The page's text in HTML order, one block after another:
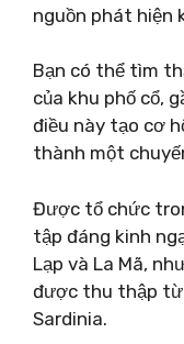
nguồn phát hiện
Bạn có thể tìm
của khu phố cổ,
điều này tạo cơ
thành một
Được tổ chức
tập đáng kinh
Lạp và La Mã,
được thu thập từ
Sardinia.